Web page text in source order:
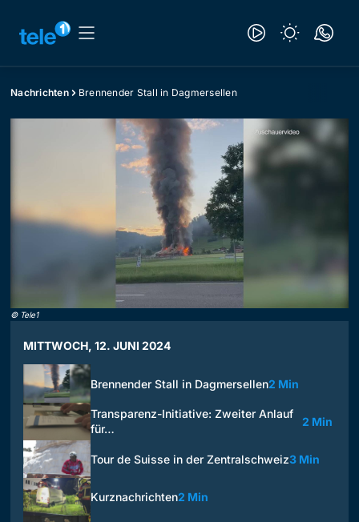
Nachrichten Brennender Stall in Dagmersellen
© Tele1
MITTWOCH, 12. JUNI 2024
Brennender Stall in Dagmersellen2 Min
Transparenz-Initiative: Zweiter Anlauf
für…
2 Min
Tour de Suisse in der Zentralschweiz3 Min
Kurznachrichten2 Min